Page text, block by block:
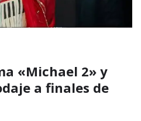
«Michael 2» y
a finales de